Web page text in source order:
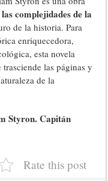
las complejidades de la
de la historia. Para
enriquecedora,
esta novela
las páginas y
de la
Styron. Capitán
Rate this post